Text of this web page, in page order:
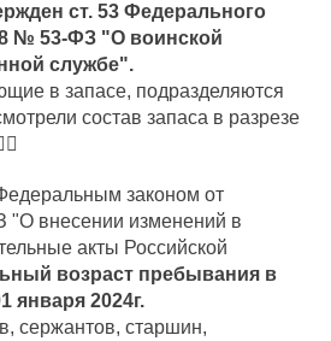
ст. 53 Федерального
№ 53-ФЗ "О воинской
службе".
в запасе, подразделяются
состав запаса в разрезе
законом от
внесении изменений в
акты Российской
возраст пребывания в
января 2024г.
сержантов, старшин,